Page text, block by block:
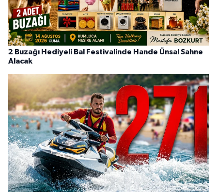
2 Buzağı Hediyeli Bal Festivalinde Hande Ünsal Sahne
Alacak